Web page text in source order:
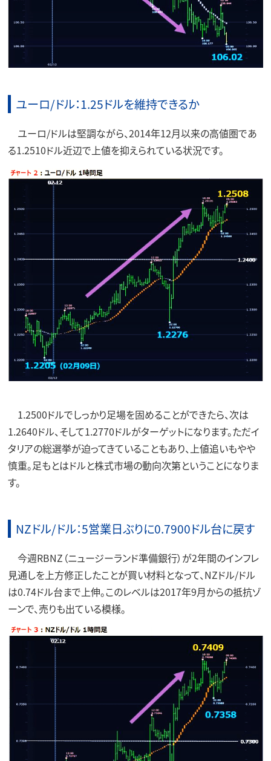
ユーロ/ドル：1.25ドルを維持できるか
ユーロ/ドルは堅調ながら、2014年12月以来の高値圏であ
る1.2510ドル近辺で上値を抑えられている状況です。
1.2500ドルでしっかり足場を固めることができたら、次は
1.2640ドル、そして1.2770ドルがターゲットになります。ただイ
タリアの総選挙が迫ってきていることもあり、上値追いもやや
慎重。足もとはドルと株式市場の動向次第ということになりま
す。
NZドル/ドル：5営業日ぶりに0.7900ドル台に戻す
今週RBNZ（ニュージーランド準備銀行）が2年間のインフレ
見通しを上方修正したことが買い材料となって、NZドル/ドル
は0.74ドル台まで上伸。このレベルは2017年9月からの抵抗ゾ
ーンで、売りも出ている模様。